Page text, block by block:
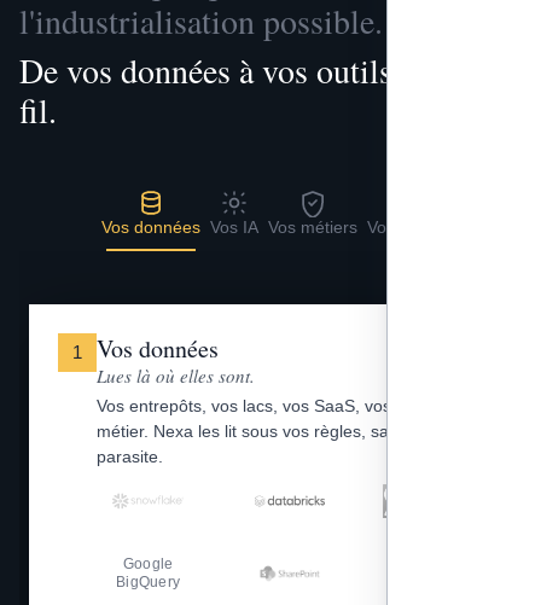
l'industrialisation possible.
De vos données à vos outils, un seul
fil.
Vos données Vos IA Vos métiers Vos outils
1 Vos données
Lues là où elles sont.
Vos entrepôts, vos lacs, vos SaaS, vos fichiers
métier. Nexa les lit sous vos règles, sans copie
parasite.
Google
BigQuery